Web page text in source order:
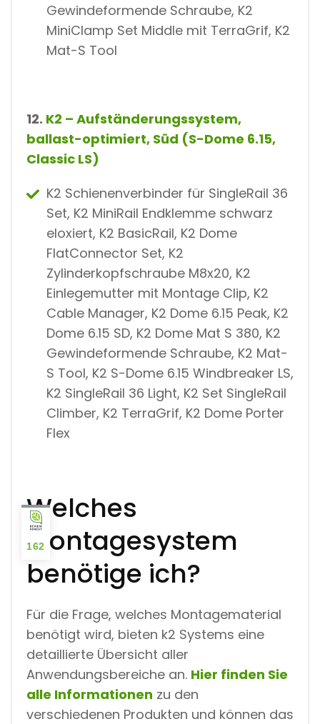
Gewindeformende Schraube, K2
MiniClamp Set Middle mit TerraGrif, K2
Mat-S Tool
12. K2 – Aufständerungssystem,
ballast-optimiert, Süd (S-Dome 6.15,
Classic LS)
K2 Schienenverbinder für SingleRail 36
Set, K2 MiniRail Endklemme schwarz
eloxiert, K2 BasicRail, K2 Dome
FlatConnector Set, K2
Zylinderkopfschraube M8x20, K2
Einlegemutter mit Montage Clip, K2
Cable Manager, K2 Dome 6.15 Peak, K2
Dome 6.15 SD, K2 Dome Mat S 380, K2
Gewindeformende Schraube, K2 Mat-
S Tool, K2 S-Dome 6.15 Windbreaker LS,
K2 SingleRail 36 Light, K2 Set SingleRail
Climber, K2 TerraGrif, K2 Dome Porter
Flex
Welches
Montagesystem
benötige ich?
Für die Frage, welches Montagematerial
benötigt wird, bieten k2 Systems eine
detaillierte Übersicht aller
Anwendungsbereiche an. Hier finden Sie
alle Informationen zu den
verschiedenen Produkten und können das
162